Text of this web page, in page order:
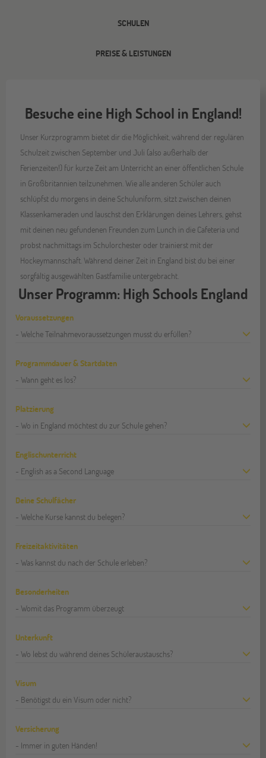
SCHULEN
PREISE & LEISTUNGEN
Besuche eine High School in England!
Unser Kurzprogramm bietet dir die Möglichkeit, während der regulären
Schulzeit zwischen September und Juli (also außerhalb der
Ferienzeiten!) für kurze Zeit am Unterricht an einer öffentlichen Schule
in Großbritannien teilzunehmen. Wie alle anderen Schüler auch
schlüpfst du morgens in deine Schuluniform, sitzt zwischen deinen
Klassenkameraden und lauschst den Erklärungen deines Lehrers, gehst
mit deinen neu gefundenen Freunden zum Lunch in die Cafeteria und
probst nachmittags im Schulorchester oder trainierst mit der
Hockeymannschaft. Während deiner Zeit in England bist du bei einer
sorgfältig ausgewählten Gastfamilie untergebracht.
Unser Programm: High Schools England
Voraussetzungen
- Welche Teilnahmevoraussetzungen musst du erfüllen?
Programmdauer & Startdaten
- Wann geht es los?
Platzierung
- Wo in England möchtest du zur Schule gehen?
Englischunterricht
- English as a Second Language
Deine Schulfächer
- Welche Kurse kannst du belegen?
Freizeitaktivitäten
- Was kannst du nach der Schule erleben?
Besonderheiten
- Womit das Programm überzeugt
Unterkunft
- Wo lebst du während deines Schüleraustauschs?
Visum
- Benötigst du ein Visum oder nicht?
Versicherung
- Immer in guten Händen!